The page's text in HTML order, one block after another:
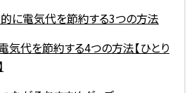
に電気代を節約する3つの方法
気代を節約する4つの方法【ひとり